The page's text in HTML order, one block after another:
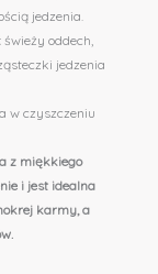
jedzenia.
oddech,
jedzenia
w czyszczeniu
z miękkiego
i jest idealna
karmy, a